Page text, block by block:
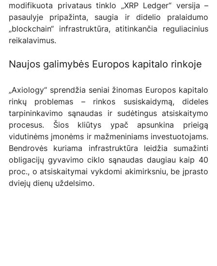
modifikuota privataus tinklo „XRP Ledger“ versija –
pasaulyje pripažinta, saugia ir didelio pralaidumo
„blockchain“ infrastruktūra, atitinkančia reguliacinius
reikalavimus.
Naujos galimybės Europos kapitalo rinkoje
„Axiology“ sprendžia seniai žinomas Europos kapitalo
rinkų problemas – rinkos susiskaidymą, dideles
tarpininkavimo sąnaudas ir sudėtingus atsiskaitymo
procesus. Šios kliūtys ypač apsunkina prieigą
vidutinėms įmonėms ir mažmeniniams investuotojams.
Bendrovės kuriama infrastruktūra leidžia sumažinti
obligacijų gyvavimo ciklo sąnaudas daugiau kaip 40
proc., o atsiskaitymai vykdomi akimirksniu, be įprasto
dviejų dienų uždelsimo.